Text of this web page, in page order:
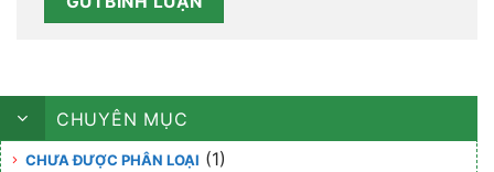
CHUYÊN MỤC
CHƯA ĐƯỢC PHÂN LOẠI (1)